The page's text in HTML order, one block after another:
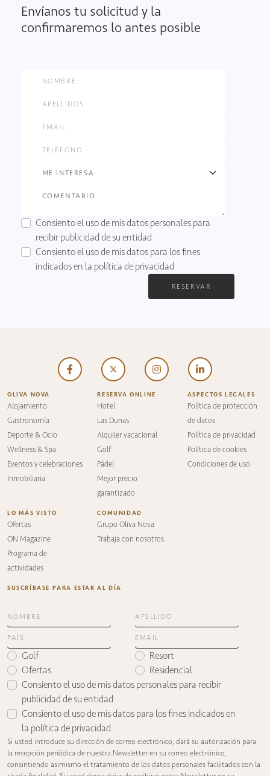
Envíanos tu solicitud y la
confirmaremos lo antes posible
Consiento el uso de mis datos personales para
recibir publicidad de su entidad
Consiento el uso de mis datos para los fines
indicados en la política de privacidad
RESERVAR
OLIVA NOVA
Alojamiento
Gastronomía
Deporte & Ocio
Wellness & Spa
Eventos y celebraciones
Inmobiliaria
RESERVA ONLINE
Hotel
Las Dunas
Alquiler vacacional
Golf
Pádel
Mejor precio
garantizado
ASPECTOS LEGALES
Política de protección
de datos
Política de privacidad
Política de cookies
Condiciones de uso
LO MÁS VISTO
Ofertas
ON Magazine
Programa de
actividades
COMUNIDAD
Grupo Oliva Nova
Trabaja con nosotros
SUSCRÍBASE PARA ESTAR AL DÍA
Golf
Resort
Ofertas
Residencial
Consiento el uso de mis datos personales para recibir
publicidad de su entidad
Consiento el uso de mis datos para los fines indicados en
la política de privacidad.
Si usted introduce su dirección de correo electrónico, dará su autorización para
la recepción periódica de nuestra Newsletter en su correo electrónico,
consintiendo asimismo el tratamiento de los datos personales facilitados con la